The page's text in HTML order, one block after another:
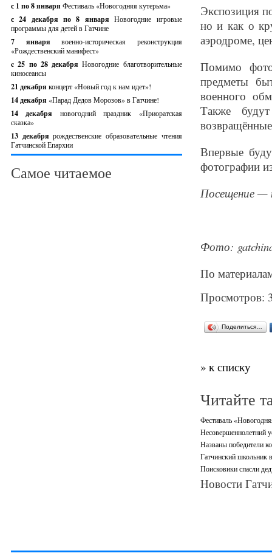
с 1 по 8 января Фестиваль «Новогодняя кутерьма»
с 24 декабря по 8 январяНовогодние игровые
программы для детей в Гатчине
7 январявоенно-историческая реконструкция
«Рождественский манифест»
c 25 по 28 декабряНовогодние благотворительные
киносеансы
21 декабря концерт «Новый год к нам идет»!
14 декабря «Парад Дедов Морозов» в Гатчине!
14 декабря новогодний праздник «Приоратская
сказка»
13 декабрярождественские образовательные чтения
Гатчинской Епархии
Самое читаемое
Экспозиция
но и как о
аэродроме,
Помимо
предметы
военного
Также
Впервые
фотографии
Посещение —
Фото:
По
Просмотров:
Поделиться…
» к списку
Читайте
Фестиваль
Несовершеннолетний
Названы победители
Гатчинский школьник
Поисковики спасли
Новости